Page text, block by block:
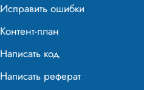
Исправить ошибки
Контент-план
Написать код
Написать реферат